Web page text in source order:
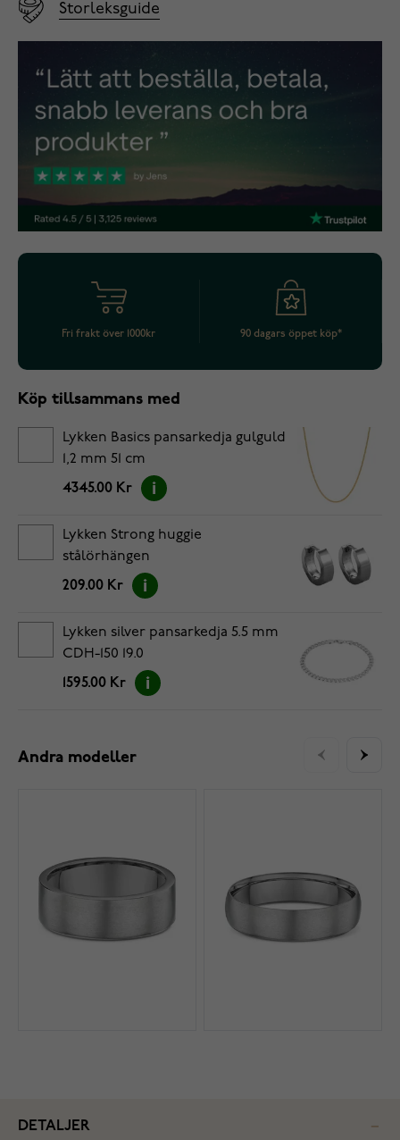
Storleksguide
Fri frakt över 1000kr 90 dagars öppet köp*
Köp tillsammans med
Lykken Basics pansarkedja gulguld
1,2 mm 51 cm
4345.00 Kr
Lykken Strong huggie
stålörhängen
209.00 Kr
Lykken silver pansarkedja 5.5 mm
CDH-150 19.0
1595.00 Kr
Andra modeller
DETALJER